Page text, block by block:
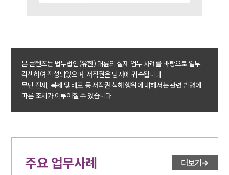
소식/자료
언론보도
뉴스레터/브로슈어
본 콘텐츠는 법무법인(유한) 대륜의 실제 업무 사례를 바탕으로 일부
각색하여 작성되었으며, 저작권은 당사에 귀속됩니다.
무단 전재, 복제 및 배포 등 저작권 침해 행위에 대해서는 관련 법령에
따른 조치가 이루어질 수 있습니다.
주요 업무사례 더보기